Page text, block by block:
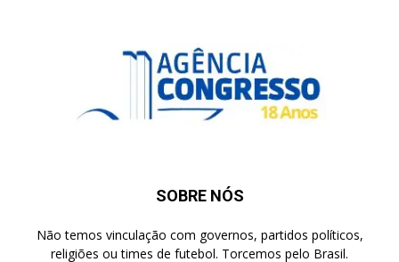
SOBRE NÓS
Não temos vinculação com governos, partidos políticos,
religiões ou times de futebol. Torcemos pelo Brasil.